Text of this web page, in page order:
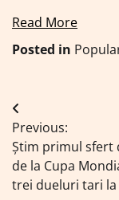
Read More
Posted in
Navigare
în
articole
Previous:
Știm primul sfert
de la Cupa
trei dueluri tari